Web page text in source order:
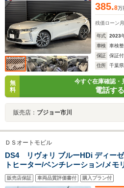
385.8万
残価ローン
年式 2023
車検
車検
保証
保証付
住所
千葉
無
料
今すぐ在庫確認・
電話する
販売店： プジョー市川
ＤＳオートモビル
DS4 リヴォリ ブルーHDi ディー
トヒーター/ベンチレーション/メモ
ヘッドアップディスプレイ/全方位
ブラインドスポットモニター/
販売店保証 車両品質評価書付 購入プラン付